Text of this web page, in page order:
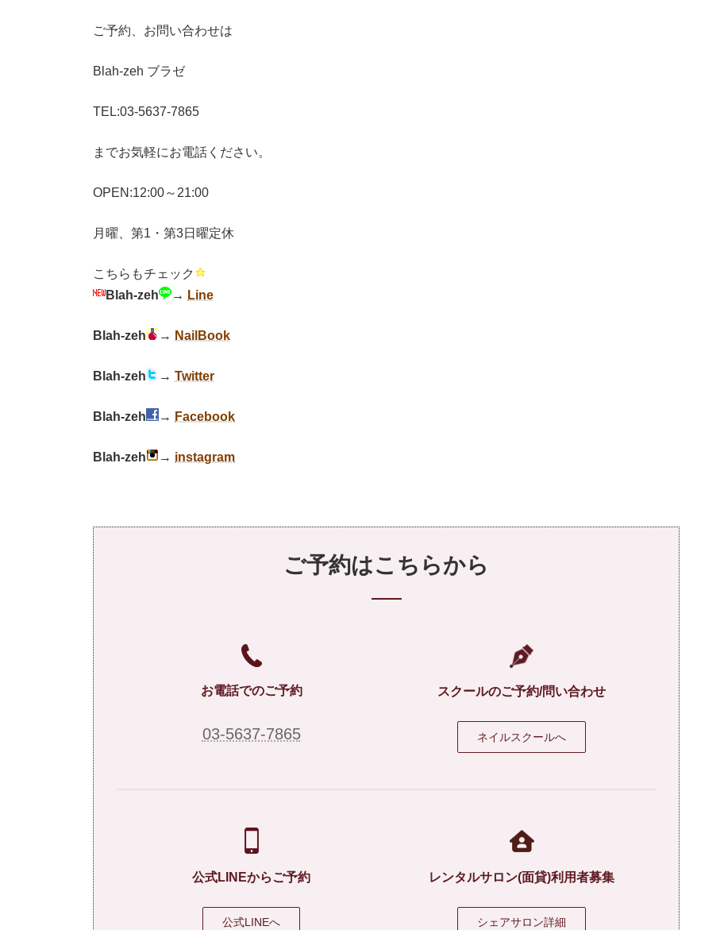
ご予約、お問い合わせは
Blah-zeh ブラゼ
TEL:03-5637-7865
までお気軽にお電話ください。
OPEN:12:00～21:00
月曜、第1・第3日曜定休
こちらもチェック
Blah-zeh
→ Line
Blah-zeh → NailBook
Blah-zeh → Twitter
Blah-zeh → Facebook
Blah-zeh → instagram
ご予約はこちらから
お電話でのご予約
03-5637-7865
スクールのご予約/問い合わせ
ネイルスクールへ
公式LINEからご予約
公式LINEへ
レンタルサロン(面貸)利用者募集
シェアサロン詳細